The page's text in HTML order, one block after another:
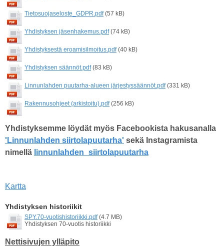
Tietosuojaseloste_GDPR.pdf (57 kB)
Yhdistyksen jäsenhakemus.pdf (74 kB)
Yhdistyksestä eroamisilmoitus.pdf (40 kB)
Yhdistyksen säännöt.pdf (83 kB)
Linnunlahden puutarha-alueen järjestyssäännöt.pdf (331 kB)
Rakennusohjeet (arkistoitu).pdf (256 kB)
Yhdistyksemme löydät myös Facebookista hakusanalla
'Linnunlahden siirtolapuutarha' sekä Instagramista
nimellä linnunlahden_siirtolapuutarha
Kartta
Yhdistyksen historiikit
SPY.70-vuotishistoriikki.pdf (4.7 MB)
Yhdistyksen 70-vuotis historiikki
Nettisivujen ylläpito